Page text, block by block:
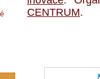
CENTRUM.